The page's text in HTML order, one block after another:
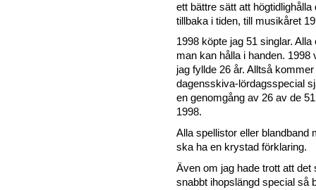
ett bättre sätt att högtidlighålla
tillbaka i tiden, till musikåret
1998 köpte jag 51 singlar.
man kan hålla i handen. 1998
jag fyllde 26 år. Alltså
dagensskiva-lördagsspecial
en genomgång av 26 av de
1998.
Alla spellistor eller blandband
ska ha en krystad förklaring.
Även om jag hade trott att det
snabbt ihopslängd special så